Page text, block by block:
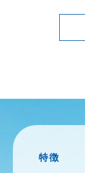
特徴